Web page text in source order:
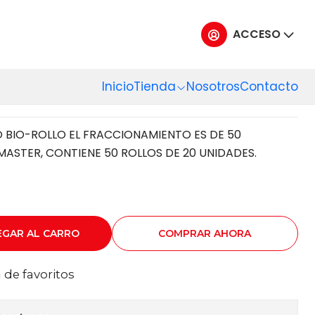
ACCESO
InicioTienda NosotrosContacto
PAPELERO BIO
LT 20 UN
BIO-ROLLO EL FRACCIONAMIENTO ES DE 50
CONTIENE 50 ROLLOS DE 20 UNIDADES.
AL CARRO COMPRAR AHORA
de favoritos